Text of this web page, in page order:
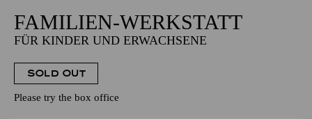
FAMILIEN-WERKSTATT
FÜR KINDER UND ERWACHSENE
SOLD OUT
Please try the box office